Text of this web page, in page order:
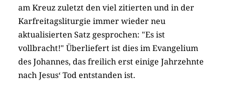
am Kreuz zuletzt den viel zitierten und in der
Karfreitagsliturgie immer wieder neu
aktualisierten Satz gesprochen: "Es ist
vollbracht!" Überliefert ist dies im Evangelium
des Johannes, das freilich erst einige Jahrzehnte
nach Jesus‘ Tod entstanden ist.